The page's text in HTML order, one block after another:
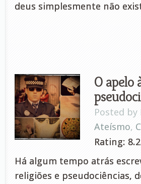
deus simplesmente não
O apelo
Posted by
Ateísmo,
Rating:
Há algum tempo atrás
religiões e pseudociências,